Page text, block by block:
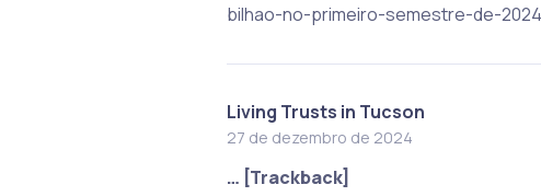
bilhao-no-primeiro-semestre-de-
Living Trusts in Tucson
27 de dezembro de 2024
… [Trackback]